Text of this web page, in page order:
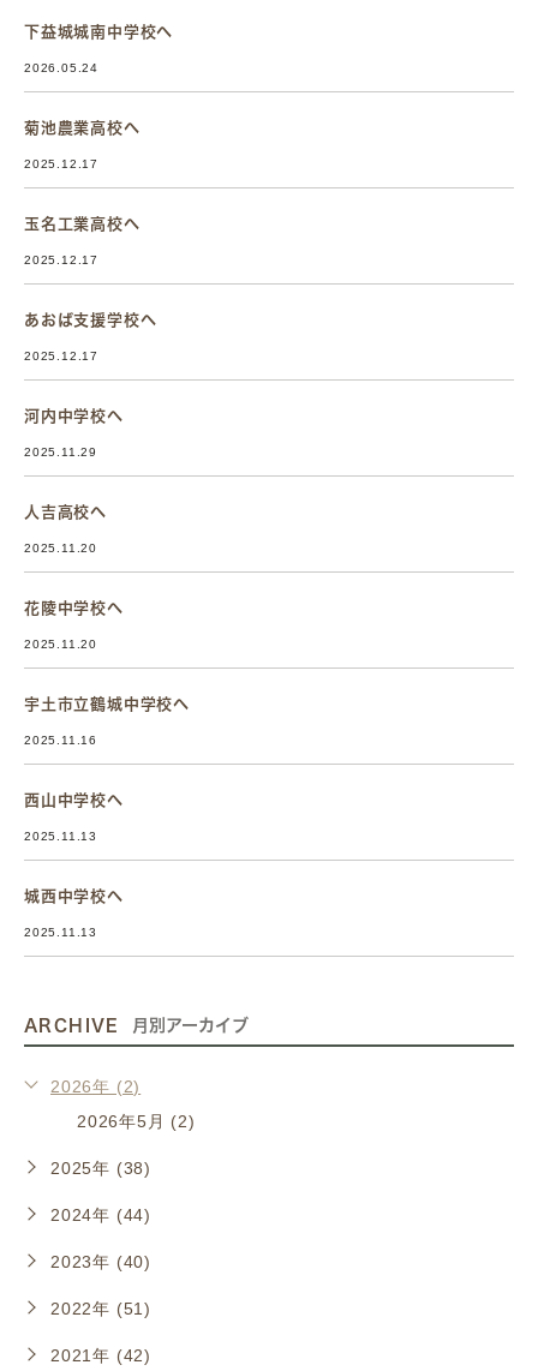
下益城城南中学校へ
2026.05.24
菊池農業高校へ
2025.12.17
玉名工業高校へ
2025.12.17
あおば支援学校へ
2025.12.17
河内中学校へ
2025.11.29
人吉高校へ
2025.11.20
花陵中学校へ
2025.11.20
宇土市立鶴城中学校へ
2025.11.16
西山中学校へ
2025.11.13
城西中学校へ
2025.11.13
ARCHIVE 月別アーカイブ
2026年 (2)
2026年5月 (2)
2025年 (38)
2024年 (44)
2023年 (40)
2022年 (51)
2021年 (42)